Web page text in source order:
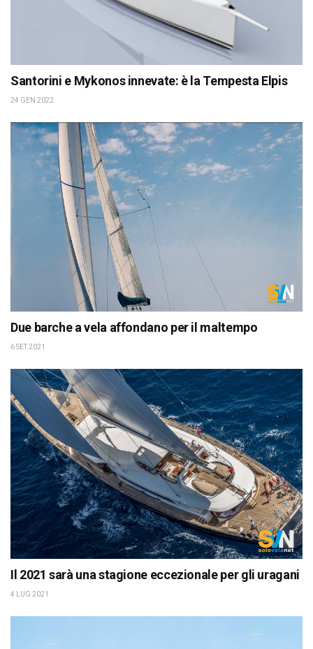
Santorini e Mykonos innevate: è la Tempesta Elpis
24 GEN 2022
Due barche a vela affondano per il maltempo
6 SET 2021
Il 2021 sarà una stagione eccezionale per gli uragani
4 LUG 2021